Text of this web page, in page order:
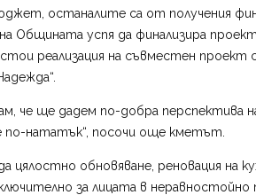
останалите са от получения
успя да финализира
реализация на съвместен
ще дадем по-добра перспектива
по-нататък“, посочи още кметът.
цялостно обновяване, реновация
за лицата в